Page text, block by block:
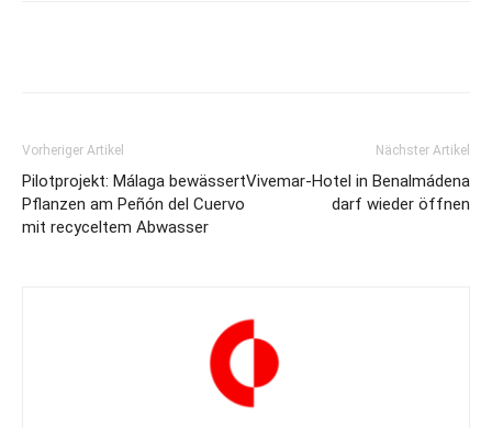
Vorheriger Artikel
Pilotprojekt: Málaga bewässert
Pflanzen am Peñón del Cuervo
mit recyceltem Abwasser
Nächster Artikel
Vivemar-Hotel in Benalmádena
darf wieder öffnen